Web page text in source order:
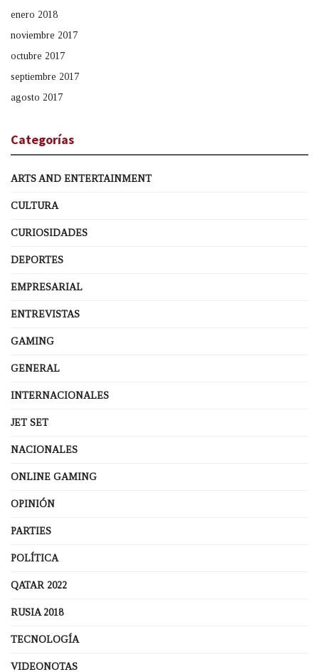
enero 2018
noviembre 2017
octubre 2017
septiembre 2017
agosto 2017
Categorías
ARTS AND ENTERTAINMENT
CULTURA
CURIOSIDADES
DEPORTES
EMPRESARIAL
ENTREVISTAS
GAMING
GENERAL
INTERNACIONALES
JET SET
NACIONALES
ONLINE GAMING
OPINIÓN
PARTIES
POLÍTICA
QATAR 2022
RUSIA 2018
TECNOLOGÍA
VIDEONOTAS